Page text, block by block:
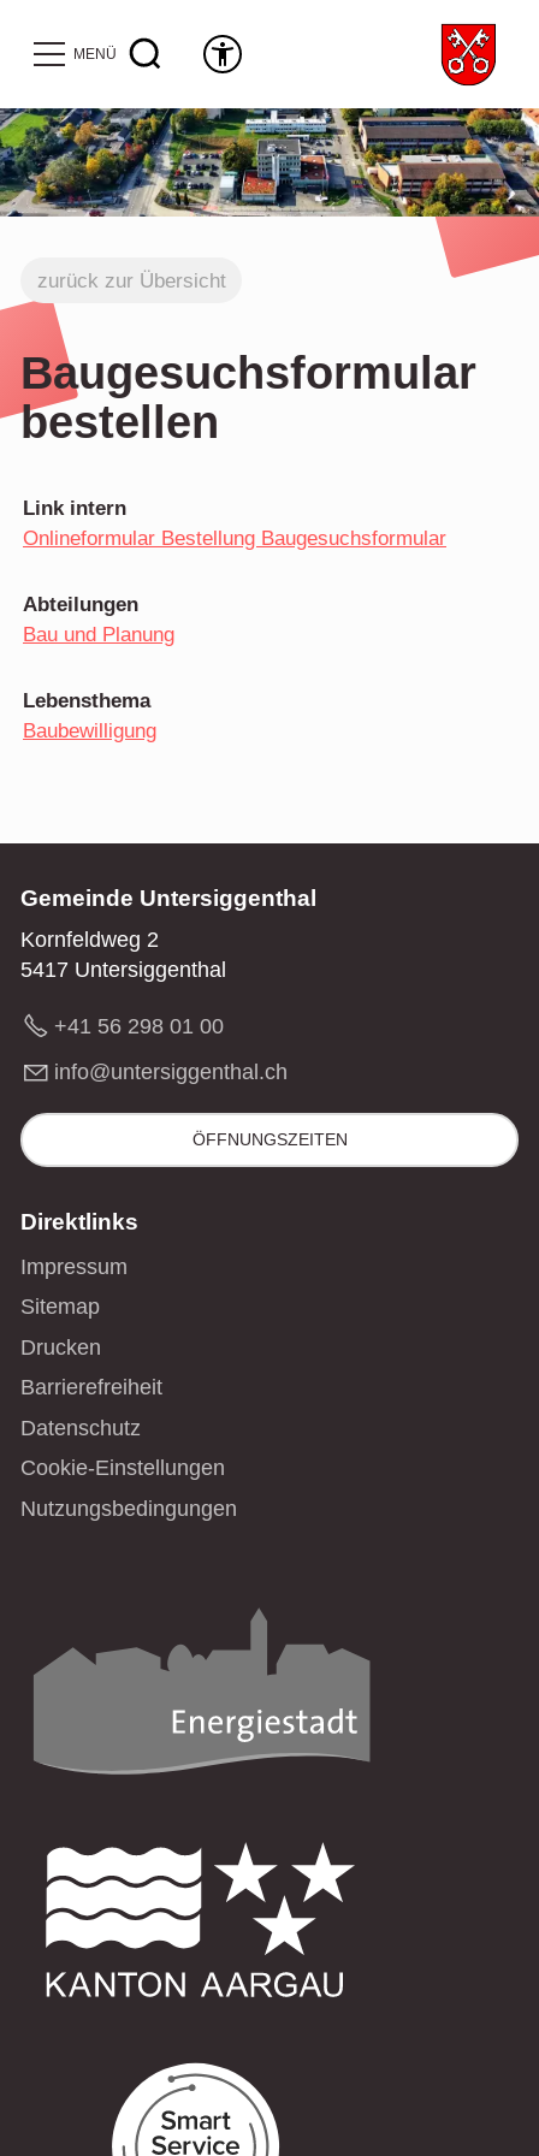
MENÜ
zurück zur Übersicht
Baugesuchsformular
bestellen
Link intern
Onlineformular Bestellung Baugesuchsformular
Abteilungen
Bau und Planung
Lebensthema
Baubewilligung
Gemeinde Untersiggenthal
Kornfeldweg 2
5417 Untersiggenthal
+41 56 298 01 00
nf
nt rs gg nth ch
ÖFFNUNGSZEITEN
Direktlinks
Impressum
Sitemap
Drucken
Barrierefreiheit
Datenschutz
Cookie-Einstellungen
Nutzungsbedingungen